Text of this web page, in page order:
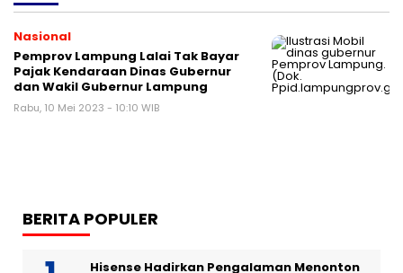
Nasional
Pemprov Lampung Lalai Tak Bayar
Pajak Kendaraan Dinas Gubernur
dan Wakil Gubernur Lampung
Rabu, 10 Mei 2023 - 10:10 WIB
BERITA POPULER
Hisense Hadirkan Pengalaman Menonton